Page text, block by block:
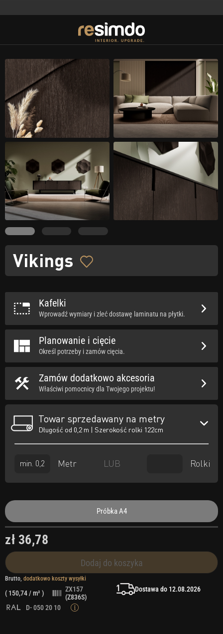
Vikings
Kafelki
Wprowadź wymiary i zleć dostawę laminatu na płytki.
Planowanie i cięcie
Określ potrzeby i zamów cięcia.
Zamów dodatkowo akcesoria
Właściwi pomocnicy dla Twojego projektu!
Towar sprzedawany na metry
Długość od 0,2 m | Szerokość rolki 122cm
Metr LUB Rolki
Próbka A4
zł 36,78
Dodaj do koszyka
Brutto, dodatkowo koszty wysyłki
( 150,74/ m² )
ZX157
(Z836S)
D- 050 20 10
Dostawa do 12.08.2026